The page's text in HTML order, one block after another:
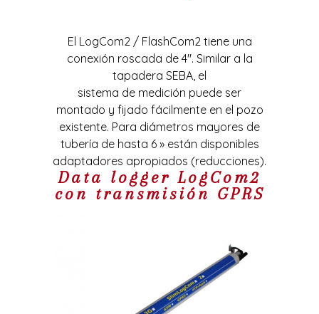
El LogCom2 / FlashCom2 tiene una
conexión roscada de 4″. Similar a la
tapadera SEBA, el
sistema de medición puede ser
montado y fijado fácilmente en el pozo
existente. Para diámetros mayores de
tubería de hasta 6 » están disponibles
adaptadores apropiados (reducciones).
Data logger LogCom2
con transmisión GPRS